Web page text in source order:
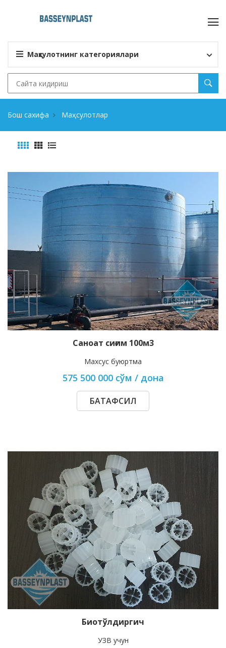
Маҳсулотнинг категориялари
Бош сахифа Маҳсулотлар
Саноат сиғим 100м3
Махсус буюртма
575 500 000 сўм / дона
БАТАФСИЛ
Биотўлдиргич
УЗВ учун